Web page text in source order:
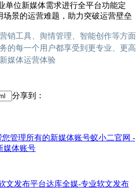
单位新媒体需求进行全平台功能定
场景的运营难题，助力突破运营壁垒
销工具、舆情管理、智能创作等方面
的每一个用户都享受到更专业、更高
媒体运营体验
分享到：
蚁小二官网 -
媒体账号
达库全媒-专业软文发布